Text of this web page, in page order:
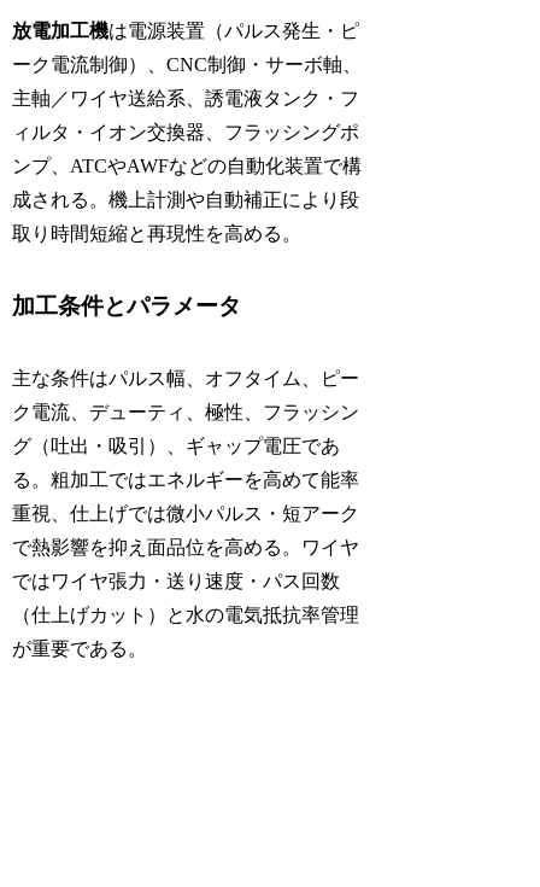
放電加工機は電源装置（パルス発生・ピ
ーク電流制御）、CNC制御・サーボ軸、
主軸／ワイヤ送給系、誘電液タンク・フ
ィルタ・イオン交換器、フラッシングポ
ンプ、ATCやAWFなどの自動化装置で構
成される。機上計測や自動補正により段
取り時間短縮と再現性を高める。
加工条件とパラメータ
主な条件はパルス幅、オフタイム、ピー
ク電流、デューティ、極性、フラッシン
グ（吐出・吸引）、ギャップ電圧であ
る。粗加工ではエネルギーを高めて能率
重視、仕上げでは微小パルス・短アーク
で熱影響を抑え面品位を高める。ワイヤ
ではワイヤ張力・送り速度・パス回数
（仕上げカット）と水の電気抵抗率管理
が重要である。